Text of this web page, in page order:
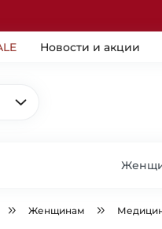
Новости и акции
Женщинам